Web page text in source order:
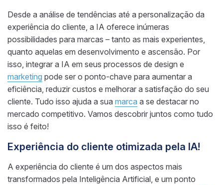
Desde a análise de tendências até a personalização da
experiência do cliente, a IA oferece inúmeras
possibilidades para marcas – tanto as mais experientes,
quanto aquelas em desenvolvimento e ascensão. Por
isso, integrar a IA em seus processos de design e
marketing pode ser o ponto-chave para aumentar a
eficiência, reduzir custos e melhorar a satisfação do seu
cliente. Tudo isso ajuda a sua marca a se destacar no
mercado competitivo. Vamos descobrir juntos como tudo
isso é feito!
Experiência do cliente otimizada pela IA!
A experiência do cliente é um dos aspectos mais
transformados pela Inteligência Artificial, e um ponto